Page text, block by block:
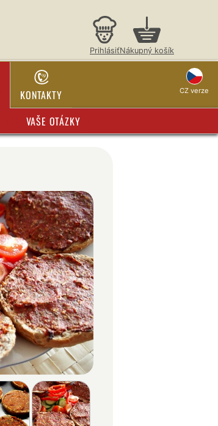
PrihlásiťNákupný košík
KONTAKTY CZ verze
VAŠE OTÁZKY